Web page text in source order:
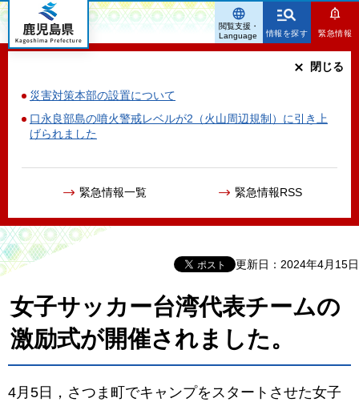
鹿児島県
情報を探す 緊急情報
災害対策本部の設置について
口永良部島の噴火警戒レベルが2（火山周辺規制）に引き上
げられました
緊急情報一覧 緊急情報RSS
閉じる
閲覧支援・
Language
更新日：2024年4月15日
女子サッカー台湾代表チームの
激励式が開催されました。
4月5日，さつま町でキャンプをスタートさせた女子